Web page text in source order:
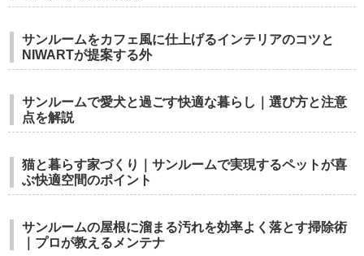
サンルームをカフェ風に仕上げるインテリアのコツと
NIWARTが提案する外
サンルームで愛犬と過ごす快適な暮らし｜選び方と注意
点を解説
猫と暮らす家づくり｜サンルームで実現するペットが喜
ぶ快適空間のポイント
サンルームの屋根に溜まる汚れを効率よく落とす掃除術
｜プロが教えるメンテナ